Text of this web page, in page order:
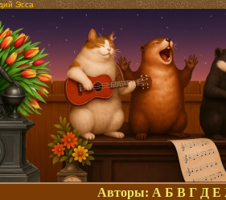
Эсса
Авторы: А Б В Г Д Е